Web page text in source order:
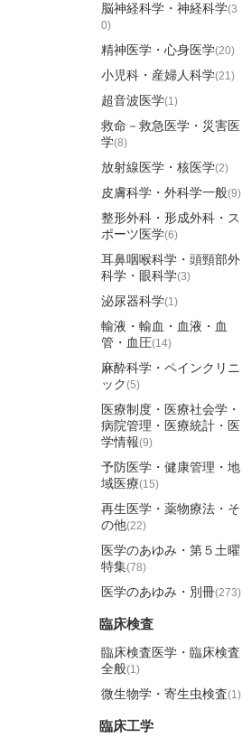
脳神経科学・神経科学(3
0)
精神医学・心身医学(20)
小児科・産婦人科学(21)
超音波医学(1)
救命－救急医学・災害医
学(8)
放射線医学・核医学(2)
皮膚科学・外科学一般(9)
整形外科・形成外科・ス
ポーツ医学(6)
耳鼻咽喉科学・頭頸部外
科学・眼科学(3)
泌尿器科学(1)
輸液・輸血・血液・血
管・血圧(14)
麻酔科学・ペインクリニ
ック(5)
医療制度・医療社会学・
病院管理・医療統計・医
学情報(9)
予防医学・健康管理・地
域医療(15)
再生医学・薬物療法・そ
の他(22)
医学のあゆみ・第５土曜
特集(78)
医学のあゆみ・別冊(273)
臨床検査
臨床検査医学・臨床検査
全般(1)
微生物学・寄生虫検査(1)
臨床工学